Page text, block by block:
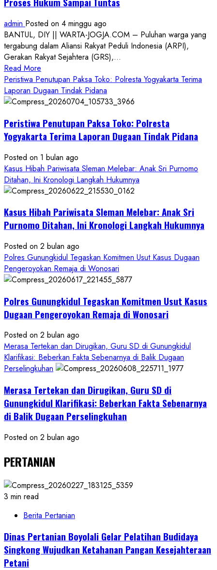
admin Posted on 4 minggu ago
BANTUL, DIY || WARTA-JOGJA.COM – Puluhan warga yang
tergabung dalam Aliansi Rakyat Peduli Indonesia (ARPI),
Gerakan Rakyat Sejahtera (GRS),...
Read More
more
about
Kasus
Anak
di
Aliansi
Janji
Kawal
Proses
Sampai
Tuntas
Peristiwa Penutupan Paksa Toko: Polresta Yogyakarta Terima
Laporan Dugaan Tindak Pidana
Peristiwa Penutupan Paksa Toko: Polresta
Yogyakarta Terima Laporan Dugaan Tindak Pidana
Posted on 1 bulan ago
Kasus Hibah Pariwisata Sleman Melebar: Anak Sri Purnomo
Ditahan, Ini Kronologi Langkah Hukumnya
Kasus Hibah Pariwisata Sleman Melebar: Anak Sri
Purnomo Ditahan, Ini Kronologi Langkah Hukumnya
Posted on 2 bulan ago
Polres Gunungkidul Tegaskan Komitmen Usut Kasus Dugaan
Pengeroyokan Remaja di Wonosari
Polres Gunungkidul Tegaskan Komitmen Usut Kasus
Dugaan Pengeroyokan Remaja di Wonosari
Posted on 2 bulan ago
Merasa Tertekan dan Dirugikan, Guru SD di Gunungkidul
Klarifikasi: Beberkan Fakta Sebenarnya di Balik Dugaan
Perselingkuhan
Merasa Tertekan dan Dirugikan, Guru SD di
Gunungkidul Klarifikasi: Beberkan Fakta Sebenarnya
di Balik Dugaan Perselingkuhan
Posted on 2 bulan ago
PERTANIAN
3 min read
Berita Pertanian
Dinas Pertanian Boyolali Gelar Pelatihan Budidaya
Singkong Wujudkan Ketahanan Pangan Kesejahteraan
Petani